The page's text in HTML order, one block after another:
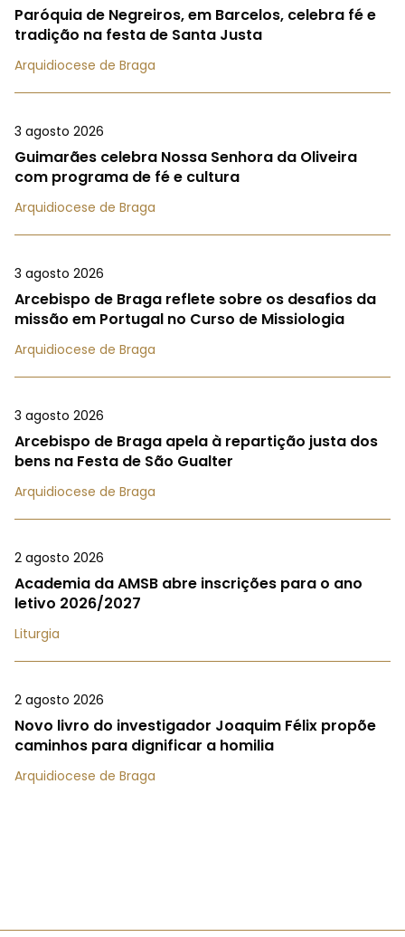
Paróquia de Negreiros, em Barcelos, celebra fé e
tradição na festa de Santa Justa
Arquidiocese de Braga
3 agosto 2026
Guimarães celebra Nossa Senhora da Oliveira
com programa de fé e cultura
Arquidiocese de Braga
3 agosto 2026
Arcebispo de Braga reflete sobre os desafios da
missão em Portugal no Curso de Missiologia
Arquidiocese de Braga
3 agosto 2026
Arcebispo de Braga apela à repartição justa dos
bens na Festa de São Gualter
Arquidiocese de Braga
2 agosto 2026
Academia da AMSB abre inscrições para o ano
letivo 2026/2027
Liturgia
2 agosto 2026
Novo livro do investigador Joaquim Félix propõe
caminhos para dignificar a homilia
Arquidiocese de Braga